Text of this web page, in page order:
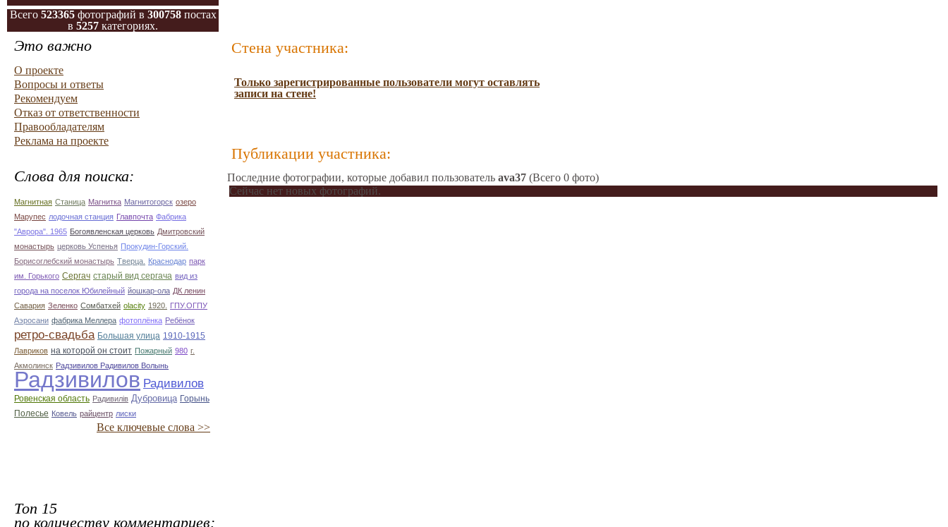
Всего 523365фотографий в 300758постах
в 5257 категориях.
Это важно
О проекте
Вопросы и ответы
Рекомендуем
Отказ от ответственности
Правообладателям
Реклама на проекте
Слова для поиска:
Магнитная Станица Магнитка Магнитогорск озеро
Марупес лодочная станция Главпочта Фабрика
"Аврора". 1965 Богоявленская церковь Дмитровский
монастырь церковь Успенья Прокудин-Горский.
Борисоглебский монастырь Тверца. Краснодар парк
им. Горького Сергач старый вид сергача вид из
города на поселок Юбилейный йошкар-ола ДК ленин
Савария Зеленко Сомбатхей olacity 1920.
ГПУ.ОГПУ
Аэросани фабрика Меллера фотоплёнка Ребёнок
ретро-свадьба Большая улица 1910-1915
Лавриков на которой он стоит Пожарный 980 г.
Акмолинск Радзивилов Радивилов Волынь
Радзивилов Радивилов
Ровенская область Радивилiв Дубровица Горынь
Полесье Ковель райцентр лиски
Все ключевые слова >>
Топ 15
по количеству комментариев:
Стена участника:
Только зарегистрированные пользователи могут оставлять
записи на стене!
Публикации участника:
Последние фотографии, которые добавил пользователь ava37 (Всего 0 фото)
Сейчас нет новых фотографий.